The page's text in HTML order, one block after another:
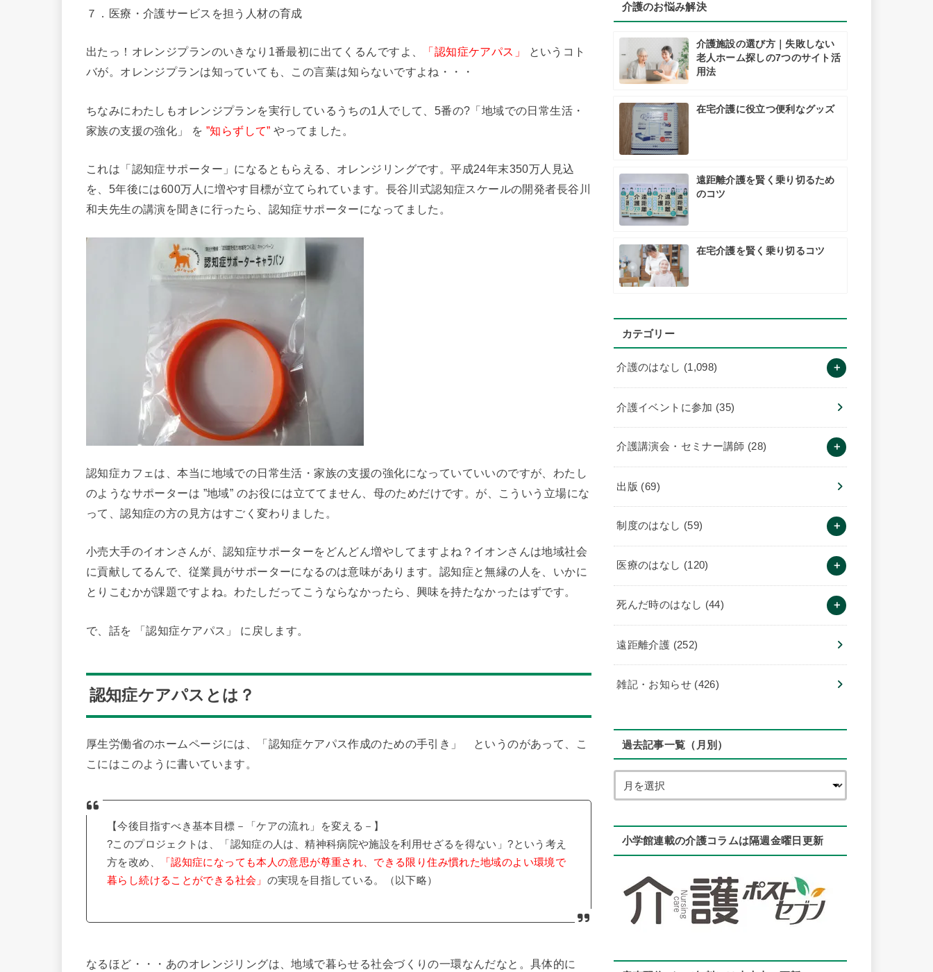
７．医療・介護サービスを担う人材の育成
出たっ！オレンジプランのいきなり1番最初に出てくるんですよ、 「認知症ケアパス」
というコト
バが。オレンジプランは知っていても、この言葉は知らないですよね・・・
ちなみにわたしもオレンジプランを実行しているうちの1人でして、5番の?「地域での日常生活・
家族の支援の強化」 を ”知らずして” やってました。
これは「認知症サポーター」になるともらえる、オレンジリングです。平成24年末350万人見込
を、5年後には600万人に増やす目標が立てられています。長谷川式認知症スケールの開発者長谷川
和夫先生の講演を聞きに行ったら、認知症サポーターになってました。
認知症カフェは、本当に地域での日常生活・家族の支援の強化になっていていいのですが、わたし
のようなサポーターは ”地域” のお役には立ててません、母のためだけです。が、こういう立場にな
って、認知症の方の見方はすごく変わりました。
小売大手のイオンさんが、認知症サポーターをどんどん増やしてますよね？イオンさんは地域社会
に貢献してるんで、従業員がサポーターになるのは意味があります。認知症と無縁の人を、いかに
とりこむかが課題ですよね。わたしだってこうならなかったら、興味を持たなかったはずです。
で、話を 「認知症ケアパス」 に戻します。
認知症ケアパスとは？
厚生労働省のホームページには、「認知症ケアパス作成のための手引き」 というのがあって、こ
こにはこのように書いています。
【今後目指すべき基本目標－「ケアの流れ」を変える－】
?このプロジェクトは、「認知症の人は、精神科病院や施設を利用せざるを得ない」?という考え
方を改め、
「認知症になっても本人の意思が尊重され、できる限り住み慣れた地域のよい環境で
暮らし続けることができる社会」 の実現を目指している。（以下略）
なるほど・・・あのオレンジリングは、地域で暮らせる社会づくりの一環なんだなと。具体的に
介護のお悩み解決
介護施設の選び方｜失敗しない
老人ホーム探しの7つのサイト活
用法
在宅介護に役立つ便利なグッズ
遠距離介護を賢く乗り切るため
のコツ
在宅介護を賢く乗り切るコツ
カテゴリー
介護のはなし (1,098)
介護イベントに参加 (35)
介護講演会・セミナー講師 (28)
出版 (69)
制度のはなし (59)
医療のはなし (120)
死んだ時のはなし (44)
遠距離介護 (252)
雑記・お知らせ (426)
過去記事一覧（月別）
小学館連載の介護コラムは隔週金曜日更新